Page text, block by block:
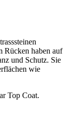
Rücken haben auf
und Schutz. Sie
wie
Top Coat.